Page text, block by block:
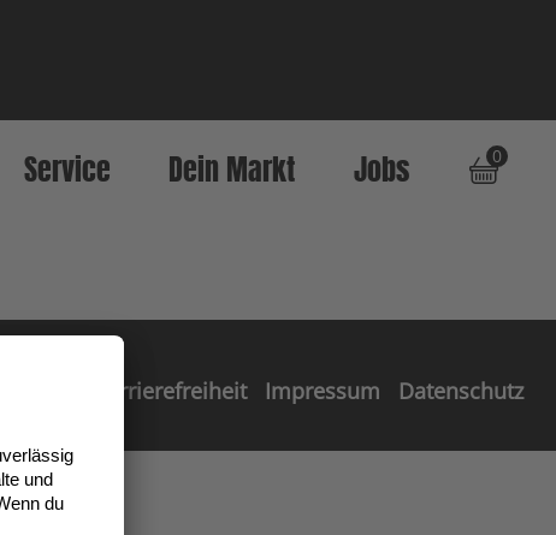
Service Dein Markt Jobs
0
Barrierefreiheit Impressum Datenschutz